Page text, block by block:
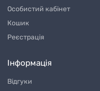
Особистий кабінет
Кошик
Реєстрація
Інформація
Відгуки